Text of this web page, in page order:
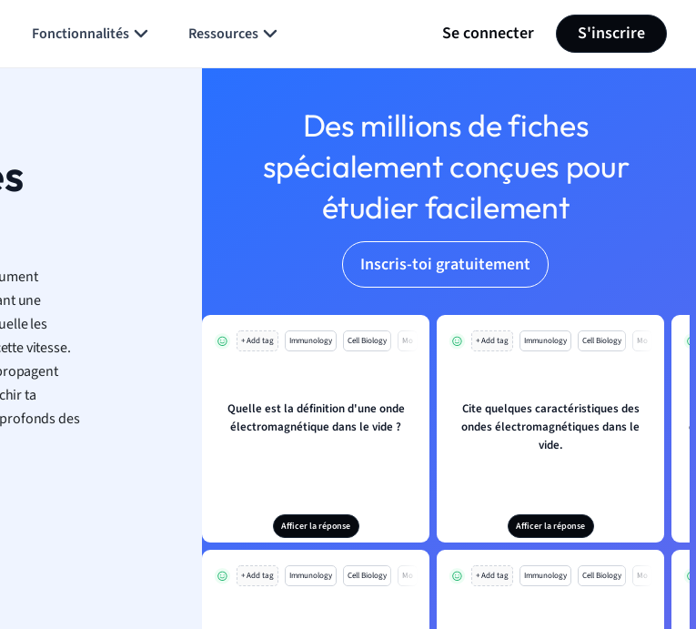
Fonctionnalités Ressources Se connecter S'inscrire
une
les
vitesse.
ta
des
Des millions de fiches
spécialement conçues pour
étudier facilement
Inscris-toi gratuitement
+ Add tag Immunology Cell Biology Mo
Quelle est la définition d'une onde
électromagnétique dans le vide ?
Afficer la réponse
+ Add tag Immunology Cell Biology Mo
Cite quelques caractéristiques des
ondes électromagnétiques dans le
vide.
Afficer la réponse
+ Add tag Immunology Cell Biology Mo + Add tag Immunology Cell Biology Mo